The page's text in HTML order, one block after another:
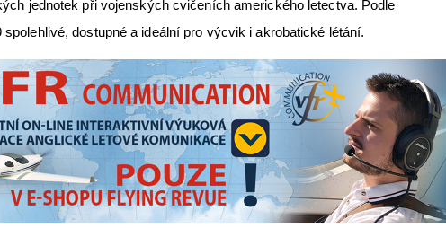
jednotek při vojenských cvičeních amerického letectva. Podle
spolehlivé, dostupné a ideální pro výcvik i akrobatické létání.